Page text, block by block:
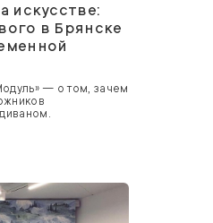
искусстве:
в Брянске
— о том, зачем